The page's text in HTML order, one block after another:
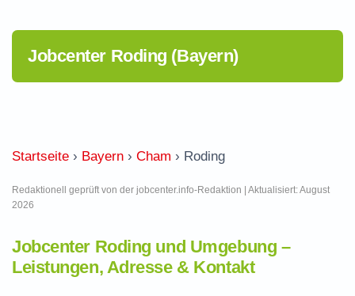
Jobcenter Roding (Bayern)
Startseite › Bayern › Cham › Roding
Redaktionell geprüft von der jobcenter.info-Redaktion | Aktualisiert: August
2026
Jobcenter Roding und Umgebung –
Leistungen, Adresse & Kontakt